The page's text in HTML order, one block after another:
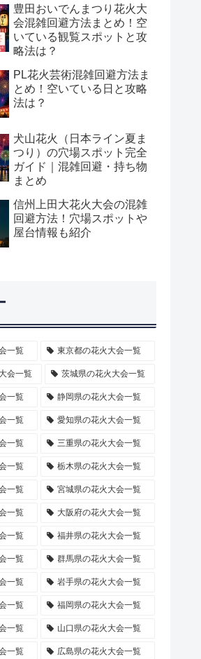
豊田おいでんまつり花火大
会混雑回避方法まとめ！空
いている観覧スポットと攻
略法は？
PL花火芸術混雑回避方法ま
とめ！空いている日と攻略
法は？
犬山花火（日本ライン夏ま
つり）の穴場スポット完全
ガイド｜混雑回避・持ち物
まとめ
信州上田大花火大会の混雑
回避方法！穴場スポットや
屋台情報も紹介
一覧 東京都の花火大会一覧
会一覧 茨城県の花火大会一覧
一覧 静岡県の花火大会一覧
一覧 愛知県の花火大会一覧
一覧 三重県の花火大会一覧
一覧 栃木県の花火大会一覧
一覧 宮城県の花火大会一覧
一覧 大阪府の花火大会一覧
一覧 福井県の花火大会一覧
一覧 群馬県の花火大会一覧
一覧 岩手県の花火大会一覧
一覧 福岡県の花火大会一覧
一覧 山口県の花火大会一覧
一覧 広島県の花火大会一覧